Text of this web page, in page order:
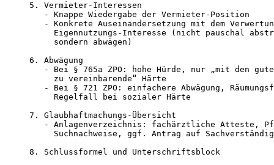
5. Vermieter-Interessen
   - Knappe Wiedergabe der Vermieter-Position
- Konkrete Auseinandersetzung mit dem
Eigennutzungs-Interesse (nicht pauschal
     sondern abwägen)
6. Abwägung
- Bei § 765a ZPO: hohe Hürde, nur „mit den
     zu vereinbarende“ Härte
- Bei § 721 ZPO: einfachere Abwägung,
     Regelfall bei sozialer Härte
7. Glaubhaftmachungs-Übersicht
- Anlagenverzeichnis: fachärztliche Atteste,
Suchnachweise, ggf. Antrag auf
8. Schlussformel und Unterschriftsblock